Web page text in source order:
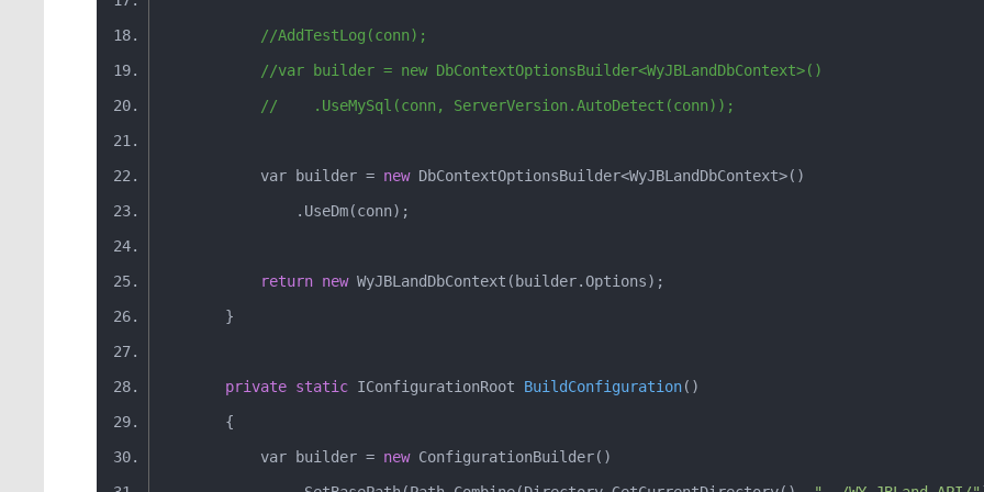
//AddTestLog(conn);
//var builder = new DbContextOptionsBuilder<WyJBLandDbContext>()
//    .UseMySql(conn, ServerVersion.AutoDetect(conn));
var builder = new DbContextOptionsBuilder<WyJBLandDbContext>()
. UseDm(conn);
return new WyJBLandDbContext ( builder.Options);
}
private static IConfigurationRoot BuildConfiguration()
{
var builder = new ConfigurationBuilder()